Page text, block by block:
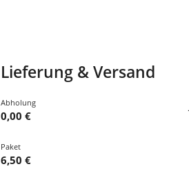
Lieferung & Versand
Abholung
0,00 €
Paket
6,50 €